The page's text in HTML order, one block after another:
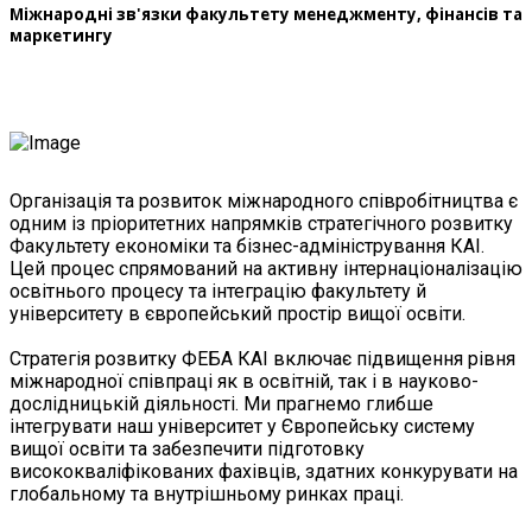
Міжнародні зв'язки факультету менеджменту, фінансів та
маркетингу
Організація та розвиток міжнародного співробітництва є
одним із пріоритетних напрямків стратегічного розвитку
Факультету економіки та бізнес-адміністрування КАІ.
Цей процес спрямований на активну інтернаціоналізацію
освітнього процесу та інтеграцію факультету й
університету в європейський простір вищої освіти.
Стратегія розвитку ФЕБА КАІ включає підвищення рівня
міжнародної співпраці як в освітній, так і в науково-
дослідницькій діяльності. Ми прагнемо глибше
інтегрувати наш університет у Європейську систему
вищої освіти та забезпечити підготовку
висококваліфікованих фахівців, здатних конкурувати на
глобальному та внутрішньому ринках праці.